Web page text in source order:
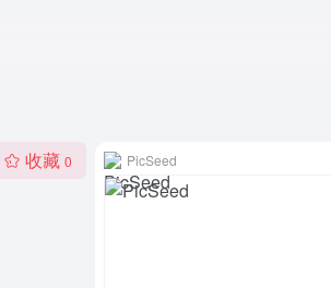
收藏 0 PicSeed